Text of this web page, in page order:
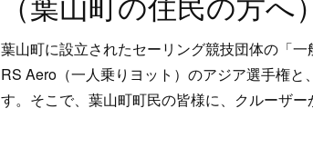
葉山町に設立されたセーリング競技団体の「
RS Aero（一人乗りヨット）のアジア選手権
す。そこで、葉山町町民の皆様に、クルーザ